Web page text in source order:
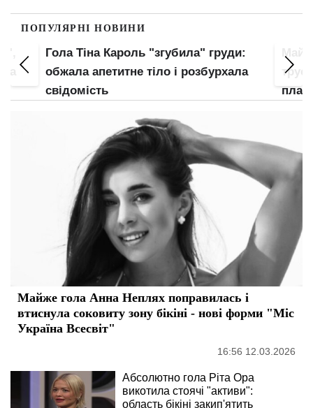
ПОПУЛЯРНІ НОВИНИ
Гола Тіна Кароль "згубила" груди:
обжала апетитне тіло і розбурхала
свідомість
Майже гола Анна Неплях поправилась і
втиснула соковиту зону бікіні - нові форми "Міс
Україна Всесвіт"
16:56 12.03.2026
Абсолютно гола Ріта Ора
викотила стоячі "активи":
область бікіні закип'ятить